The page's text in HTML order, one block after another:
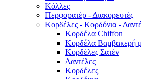
Κόλλες
Περφορατέρ - Διακορευτές
Κορδέλες - Κορδόνια -
Κορδέλα Chiffon
Κορδέλα Βαμβακερή
Κορδέλες Σατέν
Δαντέλες
Κορδέλες